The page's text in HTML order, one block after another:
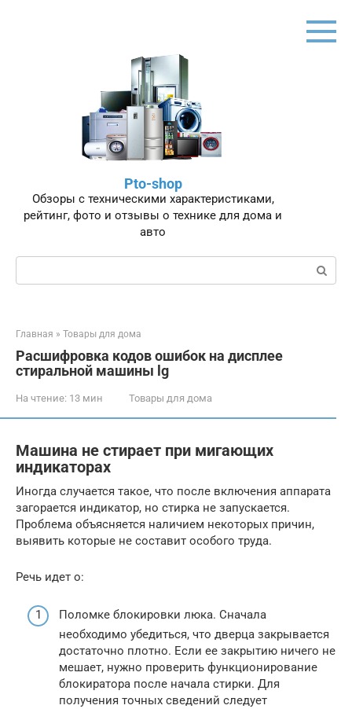
Pto-shop
Обзоры с техническими характеристиками,
рейтинг, фото и отзывы о технике для дома и
авто
Поиск:
Главная » Товары для дома
Расшифровка кодов ошибок на дисплее
стиральной машины lg
На чтение: 13 мин Товары для дома
Машина не стирает при мигающих
индикаторах
Иногда случается такое, что после включения аппарата
загорается индикатор, но стирка не запускается.
Проблема объясняется наличием некоторых причин,
выявить которые не составит особого труда.
Речь идет о:
Поломке блокировки люка. Сначала
необходимо убедиться, что дверца закрывается
достаточно плотно. Если ее закрытию ничего не
мешает, нужно проверить функционирование
блокиратора после начала стирки. Для
получения точных сведений следует